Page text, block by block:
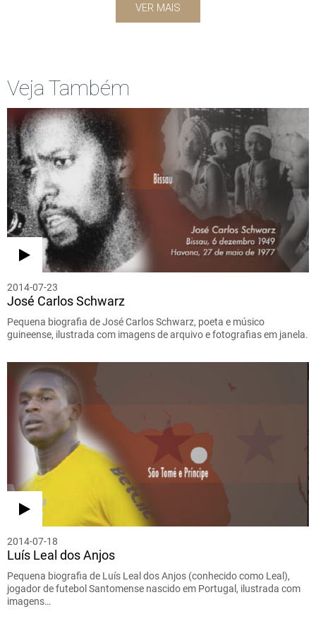
VER MAIS
Veja Também
2014-07-23
José Carlos Schwarz
Pequena biografia de José Carlos Schwarz, poeta e músico
guineense, ilustrada com imagens de arquivo e fotografias em janela.
2014-07-18
Luís Leal dos Anjos
Pequena biografia de Luís Leal dos Anjos (conhecido como Leal),
jogador de futebol Santomense nascido em Portugal, ilustrada com
imagens…